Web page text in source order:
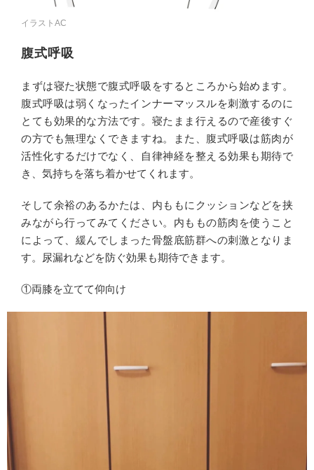
イラストAC
腹式呼吸
まずは寝た状態で腹式呼吸をするところから始めます。
腹式呼吸は弱くなったインナーマッスルを刺激するのに
とても効果的な方法です。寝たまま行えるので産後すぐ
の方でも無理なくできますね。また、腹式呼吸は筋肉が
活性化するだけでなく、自律神経を整える効果も期待で
き、気持ちを落ち着かせてくれます。
そして余裕のあるかたは、内ももにクッションなどを挟
みながら行ってみてください。内ももの筋肉を使うこと
によって、緩んでしまった骨盤底筋群への刺激となりま
す。尿漏れなどを防ぐ効果も期待できます。
①両膝を立てて仰向け